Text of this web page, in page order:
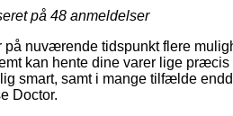
på 48 anmeldelser
nuværende tidspunkt flere
kan hente dine varer lige
smart, samt i mange tilfælde
Doctor.